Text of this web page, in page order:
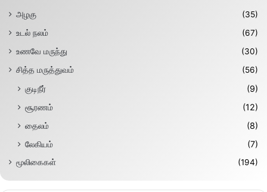
அழகு
(35)
உடல் நலம்
(67)
உணவே மருந்து
(30)
சித்த மருத்துவம்
(56)
குடிநீர்
(9)
சூரணம்
(12)
தைலம்
(8)
லேகியம்
(7)
மூலிகைகள் (194)